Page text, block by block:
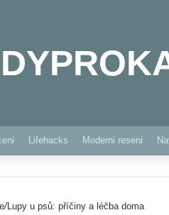
Lifehacks Moderni reseni
/Lupy u psů: příčiny a léčba doma